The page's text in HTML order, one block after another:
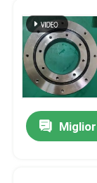
Prodotti
Su di noi
Visita alla